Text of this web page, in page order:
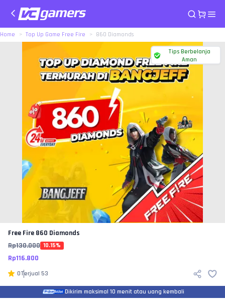
Home Top Up Game Free Fire 860 Diamonds
Tips Berbelanja
Aman
Free Fire 860 Diamonds
Rp130.000 10.15%
Rp116.800
0Terjual 53
Dikirim maksimal 10 menit atau uang kembali